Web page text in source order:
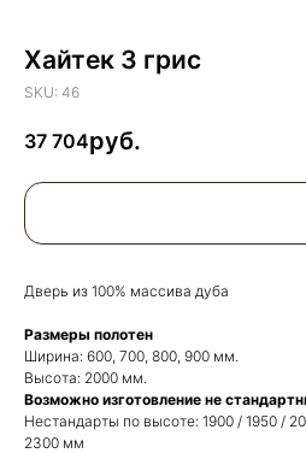
Хайтек 3 грис
SKU: 46
37 704
Дверь из 100% массива дуба
Размеры полотен
Ширина: 600, 700, 800, 900 мм.
Высота: 2000 мм.
Возможно изготовление не
Нестандарты по высоте: 1900 / 1950 /
2300 мм